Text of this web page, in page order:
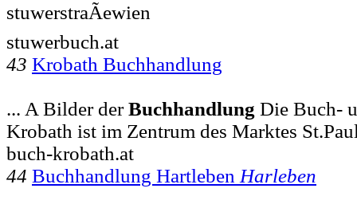
stuwerstraÃewien
stuwerbuch.at
43 Krobath Buchhandlung
... A Bilder derBuchhandlung Die Buch-
Krobath ist im Zentrum des Marktes
buch-krobath.at
44 Buchhandlung Hartleben Harleben